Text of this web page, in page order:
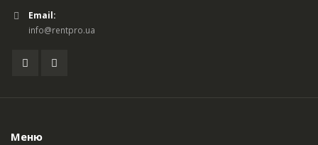
Email:
info@rentpro.ua
Меню